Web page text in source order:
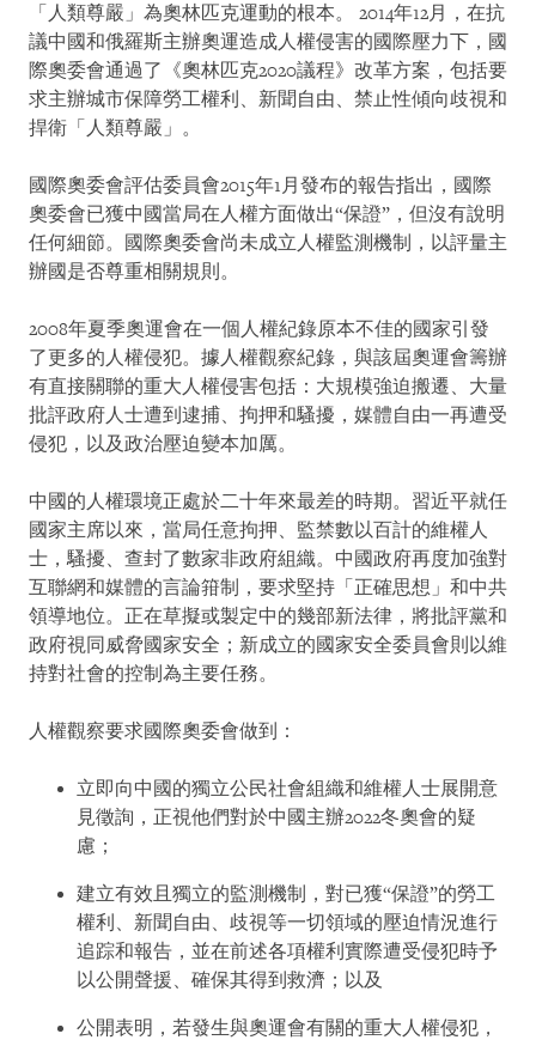
「人類尊嚴」為奧林匹克運動的根本。 2014年12月，在抗
議中國和俄羅斯主辦奧運造成人權侵害的國際壓力下，國
際奧委會通過了《奧林匹克2020議程》改革方案，包括要
求主辦城市保障勞工權利、新聞自由、禁止性傾向歧視和
捍衛「人類尊嚴」。
國際奧委會評估委員會2015年1月發布的報告指出，國際
奧委會已獲中國當局在人權方面做出“保證”，但沒有說明
任何細節。國際奧委會尚未成立人權監測機制，以評量主
辦國是否尊重相關規則。
2008年夏季奧運會在一個人權紀錄原本不佳的國家引發
了更多的人權侵犯。據人權觀察紀錄，與該屆奧運會籌辦
有直接關聯的重大人權侵害包括：大規模強迫搬遷、大量
批評政府人士遭到逮捕、拘押和騷擾，媒體自由一再遭受
侵犯，以及政治壓迫變本加厲。
中國的人權環境正處於二十年來最差的時期。習近平就任
國家主席以來，當局任意拘押、監禁數以百計的維權人
士，騷擾、查封了數家非政府組織。中國政府再度加強對
互聯網和媒體的言論箝制，要求堅持「正確思想」和中共
領導地位。正在草擬或製定中的幾部新法律，將批評黨和
政府視同威脅國家安全；新成立的國家安全委員會則以維
持對社會的控制為主要任務。
人權觀察要求國際奧委會做到：
立即向中國的獨立公民社會組織和維權人士展開意
見徵詢，正視他們對於中國主辦2022冬奧會的疑
慮；
建立有效且獨立的監測機制，對已獲“保證”的勞工
權利、新聞自由、歧視等一切領域的壓迫情況進行
追踪和報告，並在前述各項權利實際遭受侵犯時予
以公開聲援、確保其得到救濟；以及
公開表明，若發生與奧運會有關的重大人權侵犯，